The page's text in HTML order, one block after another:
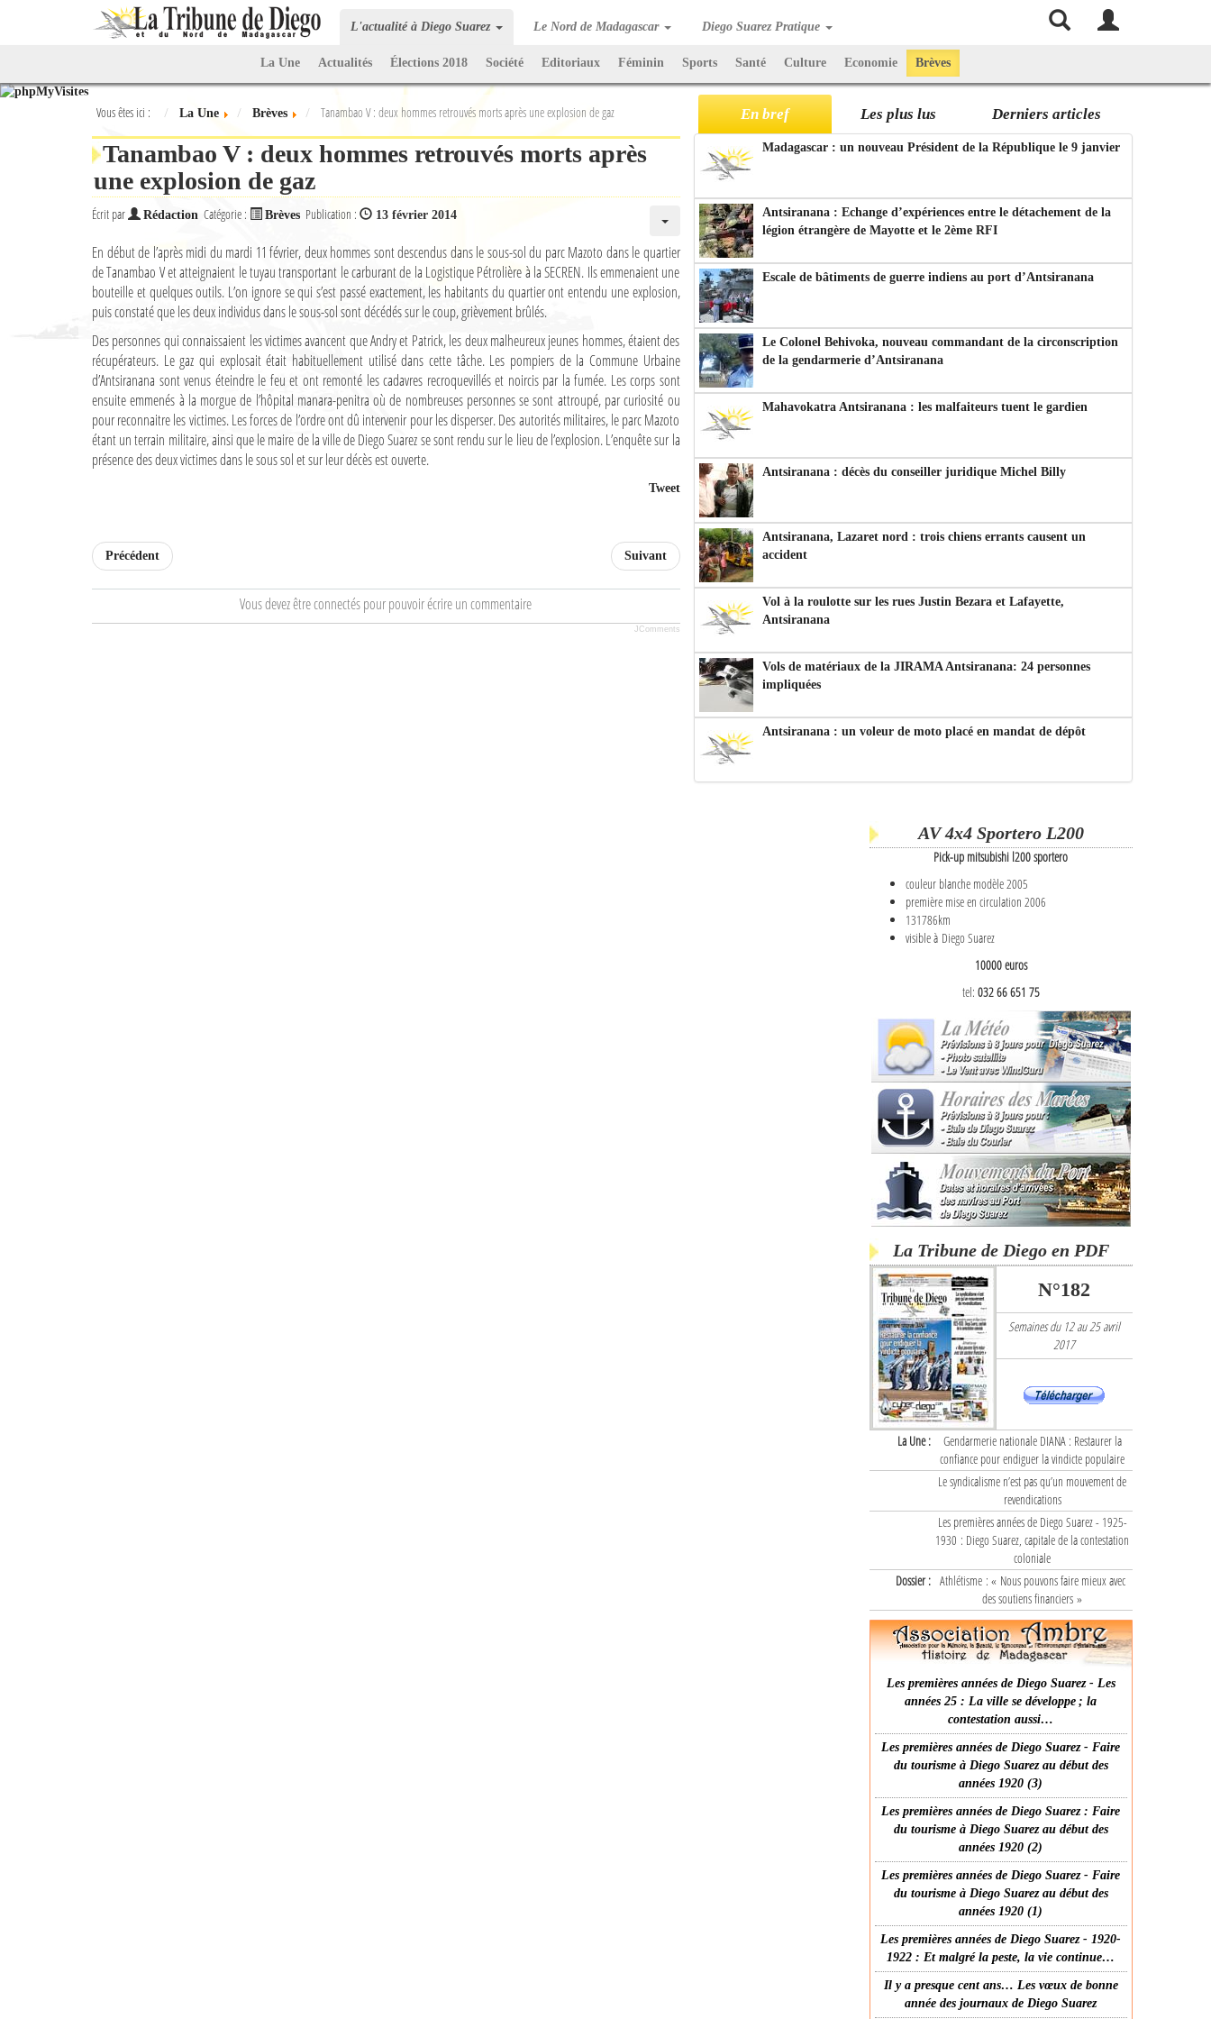
L'actualité à Diego Suarez Le Nord de Madagascar Diego Suarez Pratique
La Une Actualités Élections 2018 Société Editoriaux Féminin Sports Santé Culture Economie Brèves
Vous êtes ici : La Une Brèves Tanambao V : deux hommes retrouvés morts après une explosion de gaz
Tanambao V : deux hommes retrouvés morts après
une explosion de gaz
Écrit par Rédaction Catégorie : Brèves Publication : 13 février 2014
En début de l’après midi du mardi 11 février, deux hommes sont descendus dans le sous-sol du parc Mazoto dans le quartier
de Tanambao V et atteignaient le tuyau transportant le carburant de la Logistique Pétrolière à la SECREN. Ils emmenaient une
bouteille et quelques outils. L’on ignore se qui s’est passé exactement, les habitants du quartier ont entendu une explosion,
puis constaté que les deux individus dans le sous-sol sont décédés sur le coup, grièvement brûlés.
Des personnes qui connaissaient les victimes avancent que Andry et Patrick, les deux malheureux jeunes hommes, étaient des
récupérateurs. Le gaz qui explosait était habituellement utilisé dans cette tâche. Les pompiers de la Commune Urbaine
d’Antsiranana sont venus éteindre le feu et ont remonté les cadavres recroquevillés et noircis par la fumée. Les corps sont
ensuite emmenés à la morgue de l’hôpital manara-penitra où de nombreuses personnes se sont attroupé, par curiosité ou
pour reconnaitre les victimes. Les forces de l’ordre ont dû intervenir pour les disperser. Des autorités militaires, le parc Mazoto
étant un terrain militaire, ainsi que le maire de la ville de Diego Suarez se sont rendu sur le lieu de l’explosion. L’enquête sur la
présence des deux victimes dans le sous sol et sur leur décès est ouverte.
Tweet
Précédent Suivant
Vous devez être connectés pour pouvoir écrire un commentaire
JComments
En bref Les plus lus Derniers articles
Madagascar : un nouveau Président de la République le 9 janvier
Antsiranana : Echange d’expériences entre le détachement de la
légion étrangère de Mayotte et le 2ème RFI
Escale de bâtiments de guerre indiens au port d’Antsiranana
Le Colonel Behivoka, nouveau commandant de la circonscription
de la gendarmerie d’Antsiranana
Mahavokatra Antsiranana : les malfaiteurs tuent le gardien
Antsiranana : décès du conseiller juridique Michel Billy
Antsiranana, Lazaret nord : trois chiens errants causent un
accident
Vol à la roulotte sur les rues Justin Bezara et Lafayette,
Antsiranana
Vols de matériaux de la JIRAMA Antsiranana: 24 personnes
impliquées
Antsiranana : un voleur de moto placé en mandat de dépôt
AV 4x4 Sportero L200
Pick-up mitsubishi l200 sportero
couleur blanche modèle 2005
première mise en circulation 2006
131786km
visible à Diego Suarez
10000 euros
tel: 032 66 651 75
La Tribune de Diego en PDF
N°182
Semaines du 12 au 25 avril
2017
La Une :
Gendarmerie nationale DIANA : Restaurer la
confiance pour endiguer la vindicte populaire
Le syndicalisme n’est pas qu’un mouvement de
revendications
Les premières années de Diego Suarez - 1925-
1930 : Diego Suarez, capitale de la contestation
coloniale
Dossier : Athlétisme : « Nous pouvons faire mieux avec
des soutiens financiers »
Les premières années de Diego Suarez - Les
années 25 : La ville se développe ; la
contestation aussi…
Les premières années de Diego Suarez - Faire
du tourisme à Diego Suarez au début des
années 1920 (3)
Les premières années de Diego Suarez : Faire
du tourisme à Diego Suarez au début des
années 1920 (2)
Les premières années de Diego Suarez - Faire
du tourisme à Diego Suarez au début des
années 1920 (1)
Les premières années de Diego Suarez - 1920-
1922 : Et malgré la peste, la vie continue…
Il y a presque cent ans… Les vœux de bonne
année des journaux de Diego Suarez